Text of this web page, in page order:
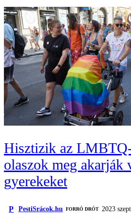
Hisztizik az
olaszok meg akarják
gyerekeket
P PestiSrácok.hu FORRÓ DRÓT
2023